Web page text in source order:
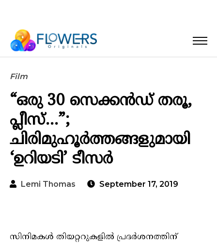
Film
“ഒരു 30 സെക്കന്‍ഡ് തരൂ,
പ്ലീസ്…”;
ചിരിമുഹൂര്‍ത്തങ്ങളുമായി
‘ഉറിയടി’ ടീസര്‍
Lemi Thomas September 17, 2019
സിനിമകള്‍ തിയറ്ററുകളില്‍ പ്രദര്‍ശനത്തിന്